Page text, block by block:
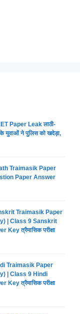
Paper Leak लाठी-
के युवाओं ने पुलिस को खदेड़ा,
Traimasik Paper
Paper Answer
Traimasik Paper
| Class 9 Sanskrit
त्रैमासिक परीक्षा
Traimasik Paper
| Class 9 Hindi
त्रैमासिक परीक्षा